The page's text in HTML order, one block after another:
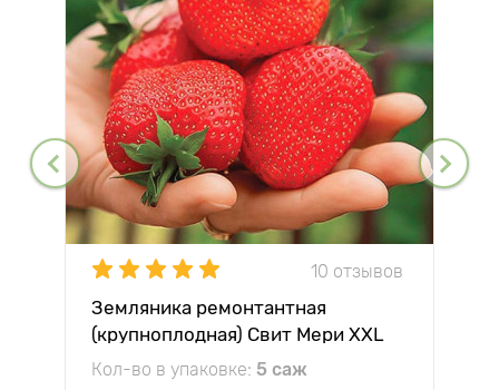
10 отзывов
Земляника ремонтантная
(крупноплодная) Свит Мери XXL
Кол-во в упаковке: 5 саж